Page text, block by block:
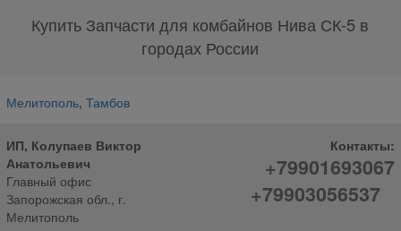
Купить Запчасти для комбайнов Нива СК-5 в
городах России
Мелитополь, Тамбов
ИП, Колупаев Виктор
Анатольевич
Главный офис
Запорожская обл., г.
Мелитополь
Контакты:
+79901693067
+79903056537